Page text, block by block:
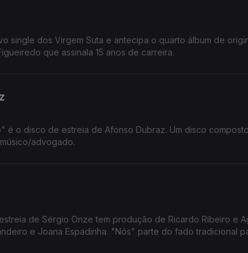
single dos Virgem Suta e antecipa o quarto álbum de
que assinala 15 anos de carreira.
é o disco de estreia de Afonso Dubraz. Um disco
advogado.
de Sérgio Onze tem produção de Ricardo Ribeiro e
e Joana Espadinha. "Nós" parte do fado tradicional